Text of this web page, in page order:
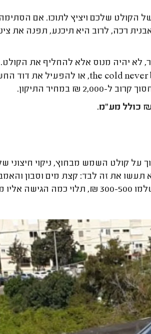
הקולט שלכם ויציץ לתוכו. אם
רכה, לרוב היא תיכנע, תפנה את
יהיה מנוס אלא להחליף את הקולט.
the cold never, או להפעיל את דוד
במחיר התיקון.
קולט השמש מבחוץ, ניקוי חיצוני
את זה לבד: קצת מים וסבון